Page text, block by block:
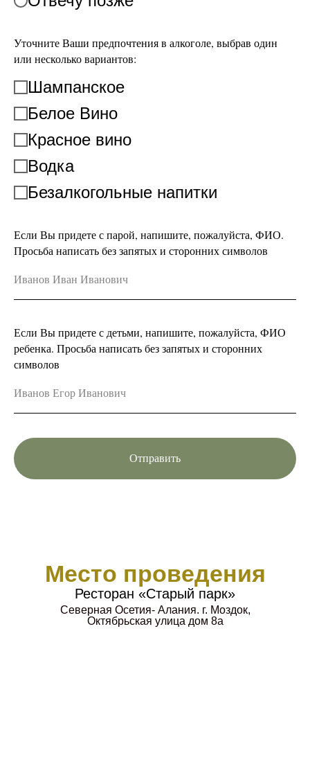
Уточните Ваши предпочтения в алкоголе, выбрав один
или несколько вариантов:
Шампанское
Белое Вино
Красное вино
Водка
Безалкогольные напитки
Если Вы придете с парой, напишите, пожалуйста, ФИО.
Просьба написать без запятых и сторонних символов
Если Вы придете с детьми, напишите, пожалуйста, ФИО
ребенка. Просьба написать без запятых и сторонних
символов
Отправить
Место проведения
Ресторан «Старый парк»
Северная Осетия- Алания. г. Моздок,
Октябрьская улица дом 8а